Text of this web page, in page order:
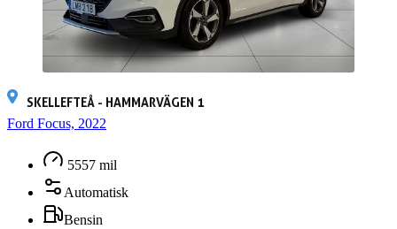
SKELLEFTEÅ - HAMMARVÄGEN 1
Ford Focus, 2022
5557 mil
Automatisk
Bensin